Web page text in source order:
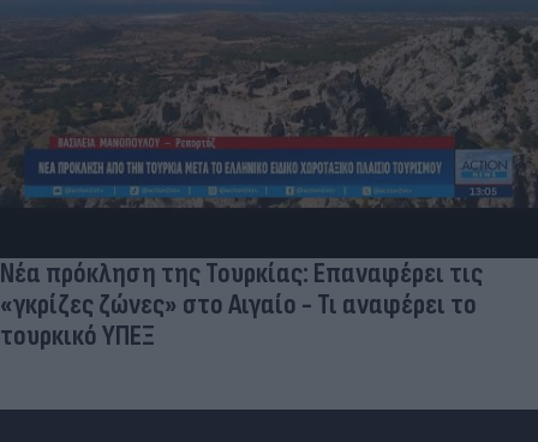
«Μια θεά για τον θεό» - Η κυρία Μέσι
εντυπωσίασε στο Instagram, την σχολίασε και η